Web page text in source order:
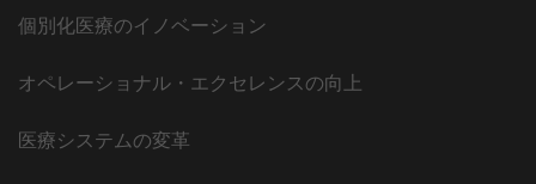
個別化医療のイノベーション
オペレーショナル・エクセレンスの向上
医療システムの変革